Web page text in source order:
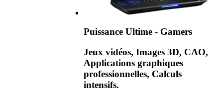
Puissance Ultime - Gamers
Jeux vidéos, Images 3D, CAO,
Applications graphiques
professionnelles, Calculs
intensifs.